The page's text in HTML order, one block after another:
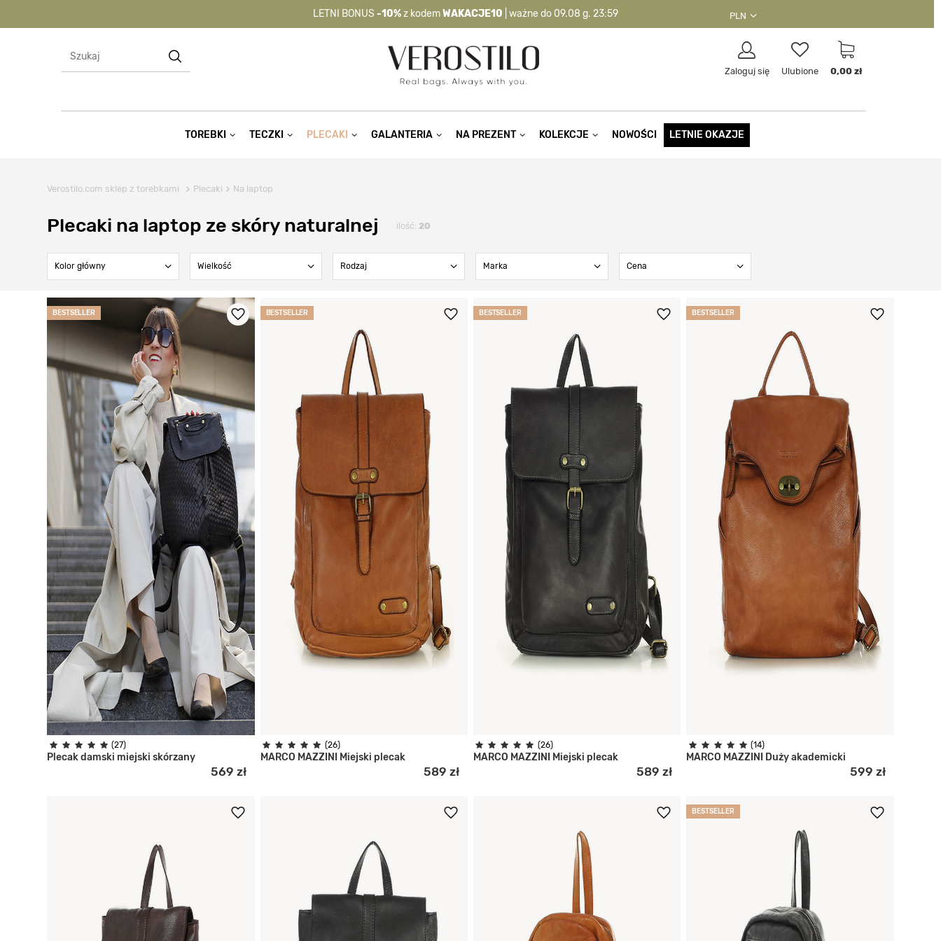
LETNI BONUS -10%z kodemWAKACJE10 | ważne do 09.08 g. 23:59
WAKACJE10 | nie dotyczy produktów z flagą OKAZJA >
PLN
Zaloguj się Ulubione 0,00 zł
TOREBKI TECZKI PLECAKI GALANTERIA NA PREZENT KOLEKCJE NOWOŚCI LETNIE OKAZJE
Verostilo.com sklep z torebkami Plecaki Na laptop
Plecaki na laptop ze skóry naturalnej ilość: 20
Kolor główny Wielkość Rodzaj Marka Cena
BESTSELLER
(27)
Plecak damski miejski skórzany
569 zł
BESTSELLER
(26)
MARCO MAZZINI Miejski plecak
589 zł
BESTSELLER
(26)
MARCO MAZZINI Miejski plecak
589 zł
BESTSELLER
(14)
MARCO MAZZINI Duży akademicki
599 zł
BESTSELLER